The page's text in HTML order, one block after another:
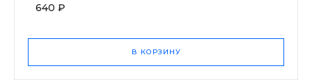
640 ₽
В КОРЗИНУ